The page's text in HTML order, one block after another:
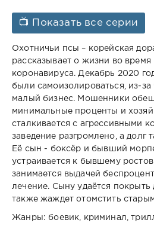
📺 Показать все серии
Охотничьи псы – корейская
рассказывает о жизни во время
коронавируса. Декабрь 2020
были самоизолироваться, из-за
малый бизнес. Мошенники
минимальные проценты и
сталкивается с агрессивными
заведение разгромлено, а долг
Её сын - боксёр и бывший
устраивается к бывшему
занимается выдачей
лечение. Сыну удаётся покрыть
также жаждет отомстить
Жанры: боевик, криминал,